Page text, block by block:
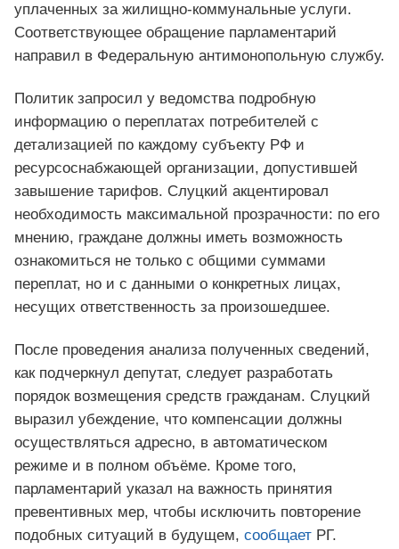
уплаченных за жилищно-коммунальные услуги.
Соответствующее обращение парламентарий
направил в Федеральную антимонопольную службу.
Политик запросил у ведомства подробную
информацию о переплатах потребителей с
детализацией по каждому субъекту РФ и
ресурсоснабжающей организации, допустившей
завышение тарифов. Слуцкий акцентировал
необходимость максимальной прозрачности: по его
мнению, граждане должны иметь возможность
ознакомиться не только с общими суммами
переплат, но и с данными о конкретных лицах,
несущих ответственность за произошедшее.
После проведения анализа полученных сведений,
как подчеркнул депутат, следует разработать
порядок возмещения средств гражданам. Слуцкий
выразил убеждение, что компенсации должны
осуществляться адресно, в автоматическом
режиме и в полном объёме. Кроме того,
парламентарий указал на важность принятия
превентивных мер, чтобы исключить повторение
подобных ситуаций в будущем, сообщает РГ.